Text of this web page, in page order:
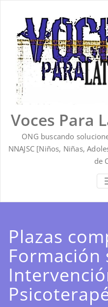
contenido
Voces Para
ONG buscando
NNAJSC [Niños, Niñas,
de
Plazas
Formación